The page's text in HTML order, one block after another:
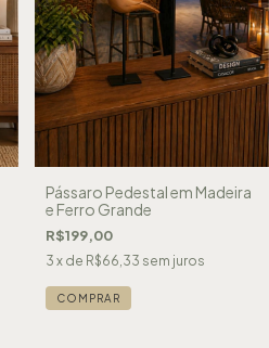
Pássaro Pedestal em Madeira
e Ferro Grande
R$199,00
3 x de R$66,33 sem juros